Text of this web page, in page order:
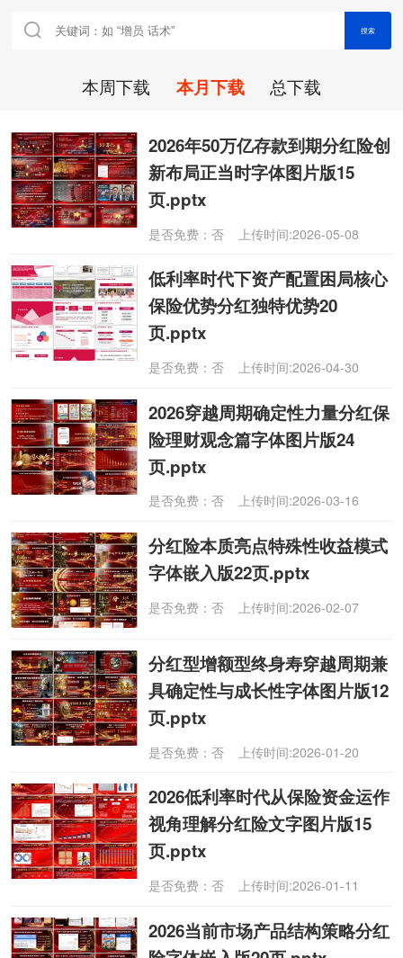
搜索
本周下载 本月下载 总下载
2026年50万亿存款到期分红险创
新布局正当时字体图片版15
页.pptx
是否免费：否 上传时间:2026-05-08
低利率时代下资产配置困局核心
保险优势分红独特优势20
页.pptx
是否免费：否 上传时间:2026-04-30
2026穿越周期确定性力量分红保
险理财观念篇字体图片版24
页.pptx
是否免费：否 上传时间:2026-03-16
分红险本质亮点特殊性收益模式
字体嵌入版22页.pptx
是否免费：否 上传时间:2026-02-07
分红型增额型终身寿穿越周期兼
具确定性与成长性字体图片版12
页.pptx
是否免费：否 上传时间:2026-01-20
2026低利率时代从保险资金运作
视角理解分红险文字图片版15
页.pptx
是否免费：否 上传时间:2026-01-11
2026当前市场产品结构策略分红